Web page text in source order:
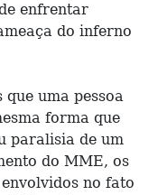
enfrentar
do inferno
uma pessoa
forma que
paralisia de um
do MME, os
no fato